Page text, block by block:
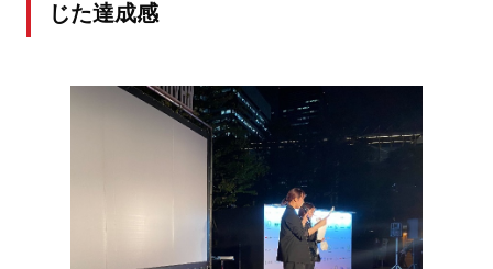
じた達成感